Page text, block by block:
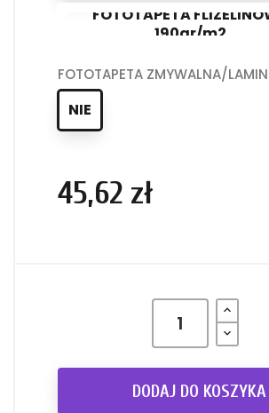
FOTOTAPETA
190gr/m2
FOTOTAPETA ZMYWALNA/
NIE
45,62 zł
DODAJ DO KOSZYKA